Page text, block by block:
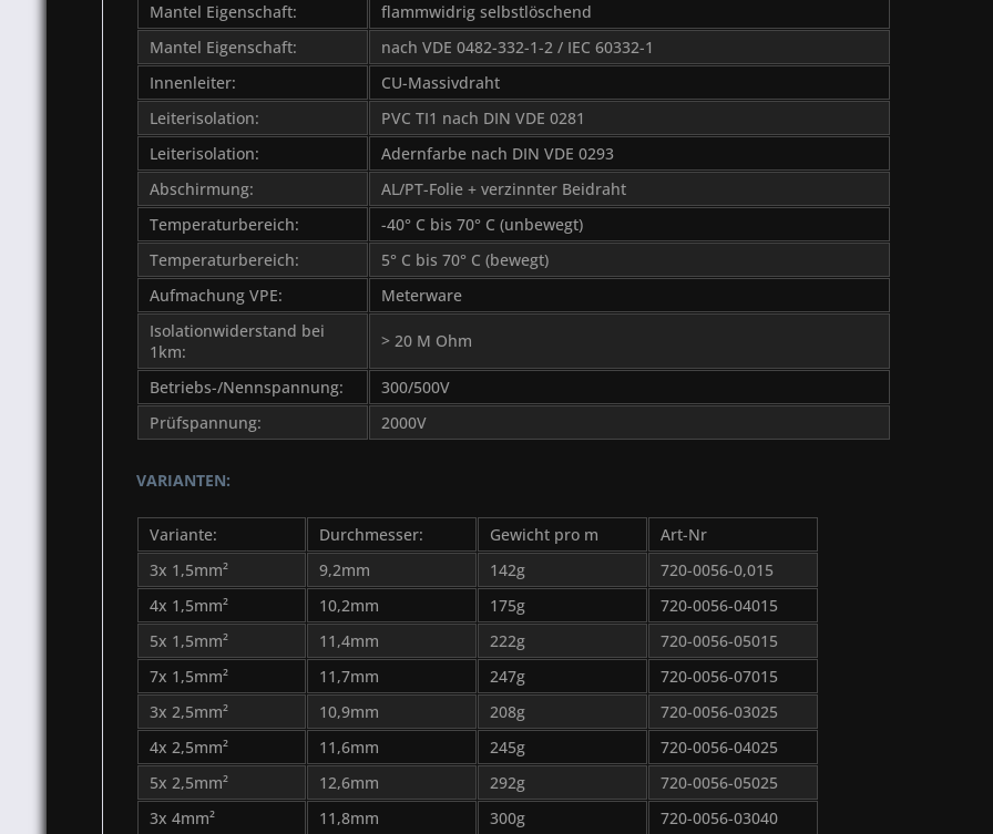
Mantel Eigenschaft:
flammwidrig selbstlöschend
Mantel Eigenschaft:
nach VDE 0482-332-1-2 / IEC 60332-1
Innenleiter:
CU-Massivdraht
Leiterisolation:
PVC TI1 nach DIN VDE 0281
Leiterisolation:
Adernfarbe nach DIN VDE 0293
Abschirmung:
AL/PT-Folie + verzinnter Beidraht
Temperaturbereich:
-40° C bis 70° C (unbewegt)
Temperaturbereich:
5° C bis 70° C (bewegt)
Aufmachung VPE:
Meterware
Isolationwiderstand bei
1km:
> 20 M Ohm
Betriebs-/Nennspannung:
300/500V
Prüfspannung:
2000V
VARIANTEN:
Variante: Durchmesser: Gewicht pro m
Art-Nr
3x 1,5mm²
9,2mm 142g
720-0056-0,015
4x 1,5mm²
10,2mm 175g
720-0056-04015
5x 1,5mm²
11,4mm 222g
720-0056-05015
7x 1,5mm²
11,7mm 247g
720-0056-07015
3x 2,5mm²
10,9mm 208g
720-0056-03025
4x 2,5mm²
11,6mm 245g
720-0056-04025
5x 2,5mm²
12,6mm 292g
720-0056-05025
3x 4mm²
11,8mm 300g
720-0056-03040